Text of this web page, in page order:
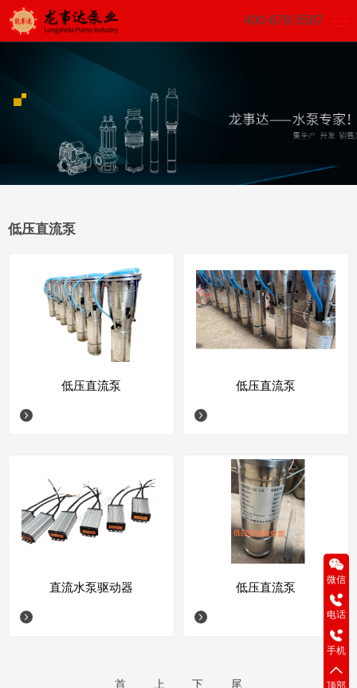
400-678-5587
低压直流泵
低压直流泵 低压直流泵
直流水泵驱动器 低压直流泵
首 上 下 尾
微信
电话
手机
顶部